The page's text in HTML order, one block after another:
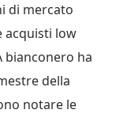
di mercato
acquisti low
bianconero ha
della
notare le